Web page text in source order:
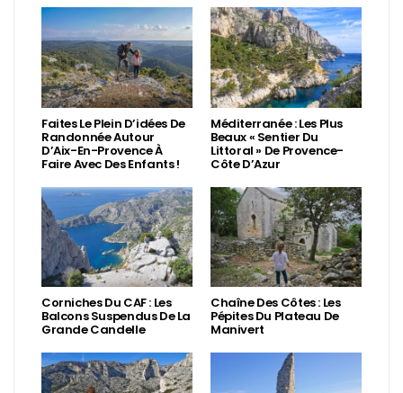
Faites Le Plein D’idées De
Randonnée Autour
D’Aix-En-Provence À
Faire Avec Des Enfants !
Méditerranée : Les Plus
Beaux « Sentier Du
Littoral » De Provence-
Côte D’Azur
Corniches Du CAF : Les
Balcons Suspendus De La
Grande Candelle
Chaîne Des Côtes : Les
Pépites Du Plateau De
Manivert